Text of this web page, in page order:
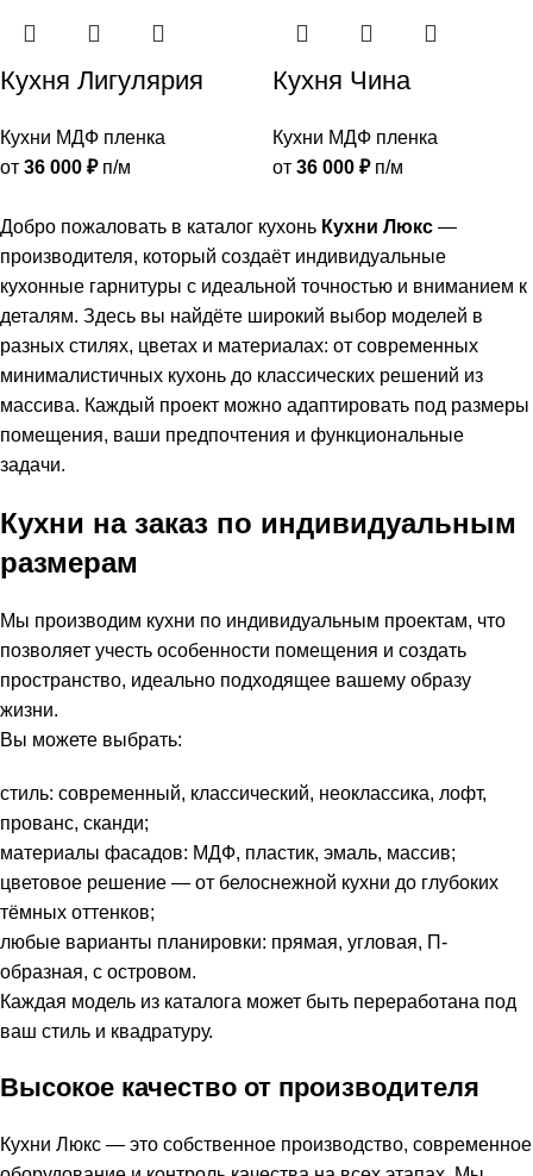
Кухня Лигулярия
Кухни МДФ пленка
от 36 000 ₽п/м
Кухня Чина
Кухни МДФ пленка
от 36 000 ₽п/м
Добро пожаловать в каталог кухонь Кухни Люкс —
производителя, который создаёт индивидуальные
кухонные гарнитуры с идеальной точностью и вниманием к
деталям. Здесь вы найдёте широкий выбор моделей в
разных стилях, цветах и материалах: от современных
минималистичных кухонь до классических решений из
массива. Каждый проект можно адаптировать под размеры
помещения, ваши предпочтения и функциональные
задачи.
Кухни на заказ по индивидуальным
размерам
Мы производим кухни по индивидуальным проектам, что
позволяет учесть особенности помещения и создать
пространство, идеально подходящее вашему образу
жизни.
Вы можете выбрать:
стиль: современный, классический, неоклассика, лофт,
прованс, сканди;
материалы фасадов: МДФ, пластик, эмаль, массив;
цветовое решение — от белоснежной кухни до глубоких
тёмных оттенков;
любые варианты планировки: прямая, угловая, П-
образная, с островом.
Каждая модель из каталога может быть переработана под
ваш стиль и квадратуру.
Высокое качество от производителя
Кухни Люкс — это собственное производство, современное